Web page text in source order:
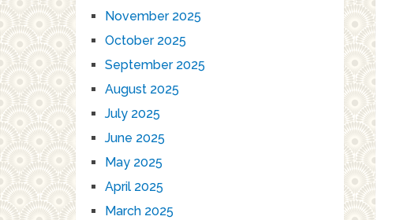
November 2025
October 2025
September 2025
August 2025
July 2025
June 2025
May 2025
April 2025
March 2025